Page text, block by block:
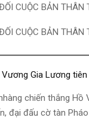
CUỘC BẢN THÂN
CUỘC BẢN THÂN
Gia Lương
chiến thắng
đại đấu cờ tàn